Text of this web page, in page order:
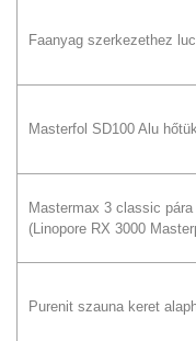
Faanyag szerkezethez
Masterfol SD100 Alu
Mastermax 3 classic
(Linopore RX 3000
Purenit szauna keret